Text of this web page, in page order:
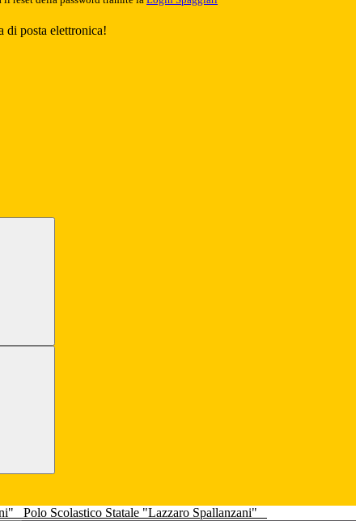
di posta elettronica!
Polo Scolastico Statale "Lazzaro Spallanzani"